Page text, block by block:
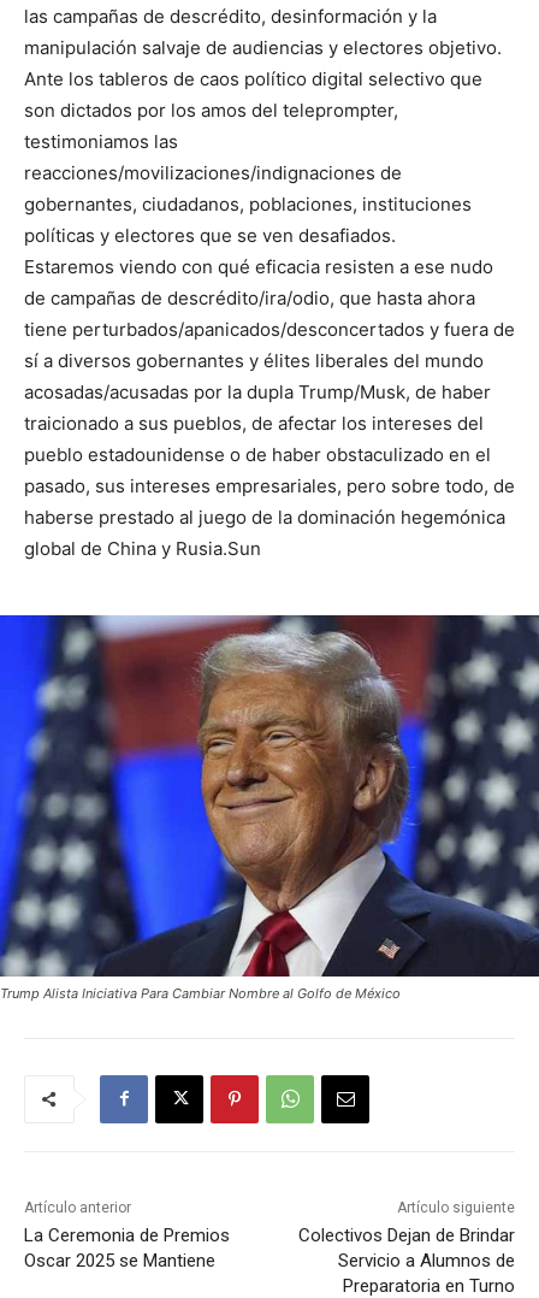
las campañas de descrédito, desinformación y la
manipulación salvaje de audiencias y electores objetivo.
Ante los tableros de caos político digital selectivo que
son dictados por los amos del teleprompter,
testimoniamos las
reacciones/movilizaciones/indignaciones de
gobernantes, ciudadanos, poblaciones, instituciones
políticas y electores que se ven desafiados.
Estaremos viendo con qué eficacia resisten a ese nudo
de campañas de descrédito/ira/odio, que hasta ahora
tiene perturbados/apanicados/desconcertados y fuera de
sí a diversos gobernantes y élites liberales del mundo
acosadas/acusadas por la dupla Trump/Musk, de haber
traicionado a sus pueblos, de afectar los intereses del
pueblo estadounidense o de haber obstaculizado en el
pasado, sus intereses empresariales, pero sobre todo, de
haberse prestado al juego de la dominación hegemónica
global de China y Rusia.Sun
Trump Alista Iniciativa Para Cambiar Nombre al Golfo de México
Artículo anterior
La Ceremonia de Premios
Oscar 2025 se Mantiene
Artículo siguiente
Colectivos Dejan de Brindar
Servicio a Alumnos de
Preparatoria en Turno